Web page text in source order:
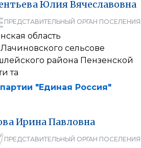
ЮлияВячеславовна
ПРЕДСТАВИТЕЛЬНЫЙ ОРГАН ПОСЕЛЕНИЯ
область
сельсове
района Пензенской
та
"Единая Россия"
ИринаПавловна
ПРЕДСТАВИТЕЛЬНЫЙ ОРГАН ПОСЕЛЕНИЯ